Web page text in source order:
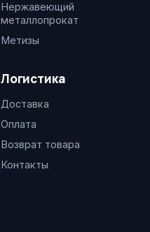
Нержавеющий
металлопрокат
Метизы
Логистика
Доставка
Оплата
Возврат товара
Контакты